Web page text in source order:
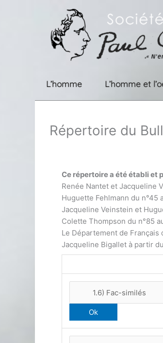
L’homme L’homme et
Répertoire du
Ce répertoire a été établi et
Renée Nantet et Jacqueline
Huguette Fehlmann du n°45
Jacqueline Veinstein et
Colette Thompson du n°85
Le Département de Français
Jacqueline Bigallet à partir du